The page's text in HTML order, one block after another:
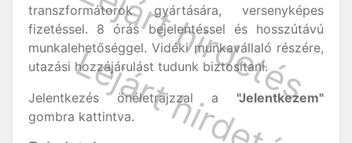
transzformátorok gyártására, versenyképes
fizetéssel. 8 órás bejelentéssel és hosszútávú
munkalehetőséggel. Vidéki munkavállaló részére,
utazási hozzájárulást tudunk biztosítani.
Jelentkezés önéletrajzzal a "Jelentkezem"
gombra kattintva.